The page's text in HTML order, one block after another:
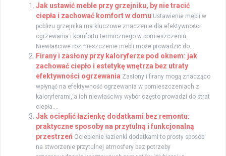
Jak ustawić meble przy grzejniku, by nie tracić
ciepła i zachować komfort w domu Ustawienie mebli w
pobliżu grzejnika ma kluczowe znaczenie dla efektywności
ogrzewania i komfortu termicznego w pomieszczeniu.
Niewłaściwe rozmieszczenie mebli może prowadzić do...
Firany i zasłony przy kaloryferze pod oknem: jak
zachować ciepło i estetykę wnętrza bez utraty
efektywności ogrzewania Zasłony i firany mogą znacząco
wpłynąć na efektywność ogrzewania w pomieszczeniach z
kaloryferami, a ich niewłaściwy wybór często prowadzi do strat
ciepła....
Jak ocieplić łazienkę dodatkami bez remontu:
praktyczne sposoby na przytulną i funkcjonalną
przestrzeń Ocieplenie łazienki dodatkami to prosty sposób
na stworzenie przytulnej atmosfery bez potrzeby